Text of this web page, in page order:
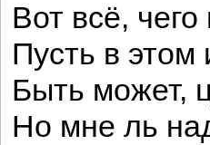
Вот всё,
Пусть в этом
Быть может,
Но мне ль